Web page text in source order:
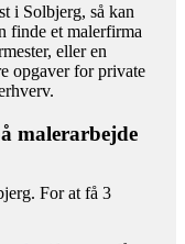
i Solbjerg, så kan
finde et malerfirma
eller en
opgaver for private
malerarbejde
For at få 3